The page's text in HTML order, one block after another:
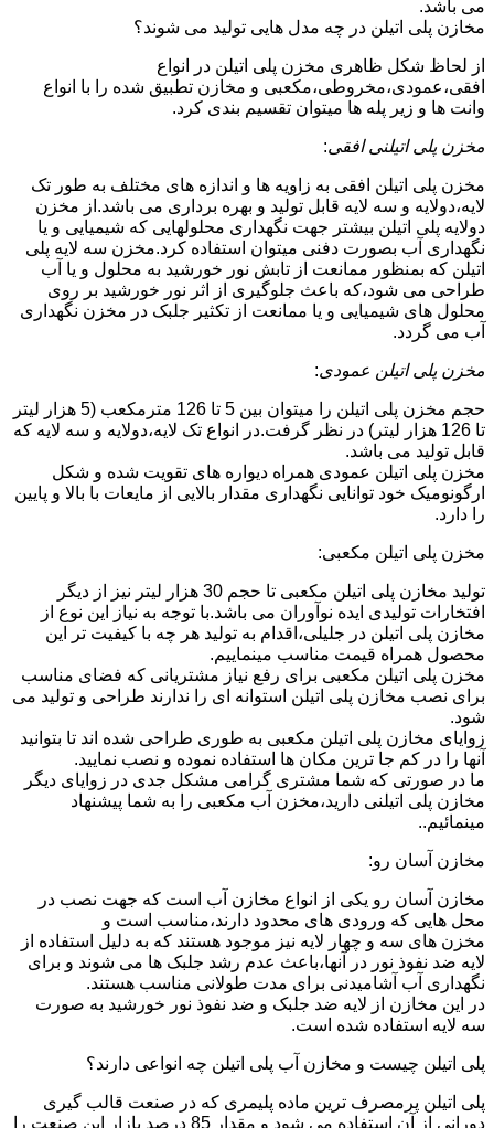
می باشد.
مخازن پلی اتیلن در چه مدل هایی تولید می شوند؟
از لحاظ شکل ظاهری مخزن پلی اتیلن در انواع
افقی،عمودی،مخروطی،مکعبی و مخازن تطبیق شده را با انواع
وانت ها و زیر پله ها میتوان تقسیم بندی کرد.
مخزن پلی اتیلنی افقی:
مخزن پلی اتیلن افقی به زاویه ها و اندازه های مختلف به طور تک
لایه،دولایه و سه لایه قابل تولید و بهره برداری می باشد.از مخزن
دولایه پلی اتیلن بیشتر جهت نگهداری محلولهایی که شیمیایی و یا
نگهداری آب بصورت دفنی میتوان استفاده کرد.مخزن سه لایه پلی
اتیلن که بمنظور ممانعت از تابش نور خورشید به محلول و یا آب
طراحی می شود،که باعث جلوگیری از اثر نور خورشید بر روی
محلول های شیمیایی و یا ممانعت از تکثیر جلبک در مخزن نگهداری
آب می گردد.
مخزن پلی اتیلن عمودی:
حجم مخزن پلی اتیلن را میتوان بین 5 تا 126 مترمکعب (5 هزار لیتر
تا 126 هزار لیتر) در نظر گرفت.در انواع تک لایه،دولایه و سه لایه که
قابل تولید می باشد.
مخزن پلی اتیلن عمودی همراه دیواره های تقویت شده و شکل
ارگونومیک خود توانایی نگهداری مقدار بالایی از مایعات با بالا و پایین
را دارد.
مخزن پلی اتیلن مکعبی:
تولید مخازن پلی اتیلن مکعبی تا حجم 30 هزار لیتر نیز از دیگر
افتخارات تولیدی ایده نوآوران می باشد.با توجه به نیاز این نوع از
مخازن پلی اتیلن در جلیلی،اقدام به تولید هر چه با کیفیت تر این
محصول همراه قیمت مناسب مینماییم.
مخزن پلی اتیلن مکعبی برای رفع نیاز مشتریانی که فضای مناسب
برای نصب مخازن پلی اتیلن استوانه ای را ندارند طراحی و تولید می
شود.
زوایای مخازن پلی اتیلن مکعبی به طوری طراحی شده اند تا بتوانید
آنها را در کم جا ترین مکان ها استفاده نموده و نصب نمایید.
ما در صورتی که شما مشتری گرامی مشکل جدی در زوایای دیگر
مخازن پلی اتیلنی دارید،مخزن آب مکعبی را به شما پیشنهاد
مینمائیم..
مخازن آسان رو:
مخازن آسان رو یکی از انواع مخازن آب است که جهت نصب در
محل هایی که ورودی های محدود دارند،مناسب است و
مخزن های سه و چهار لایه نیز موجود هستند که به دلیل استفاده از
لایه ضد نفوذ نور در آنها،باعث عدم رشد جلبک ها می شوند و برای
نگهداری آب آشامیدنی برای مدت طولانی مناسب هستند.
در این مخازن از لایه ضد جلبک و ضد نفوذ نور خورشید به صورت
سه لایه استفاده شده است.
پلی اتیلن چیست و مخازن آب پلی اتیلن چه انواعی دارند؟
پلی اتیلن پرمصرف ترین ماده پلیمری که در صنعت قالب گیری
دورانی از آن استفاده می شود و مقدار 85 درصد بازار این صنعت را